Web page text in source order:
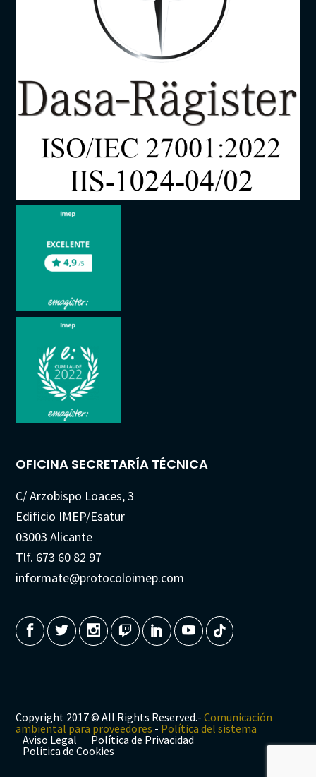
OFICINA SECRETARÍA TÉCNICA
C/ Arzobispo Loaces, 3
Edificio IMEP/Esatur
03003 Alicante
Tlf. 673 60 82 97
informate@protocoloimep.com
Copyright 2017 © All Rights Reserved.-Comunicación
ambiental para proveedores - Política del sistema
Aviso Legal
Política de Privacidad
Política de Cookies